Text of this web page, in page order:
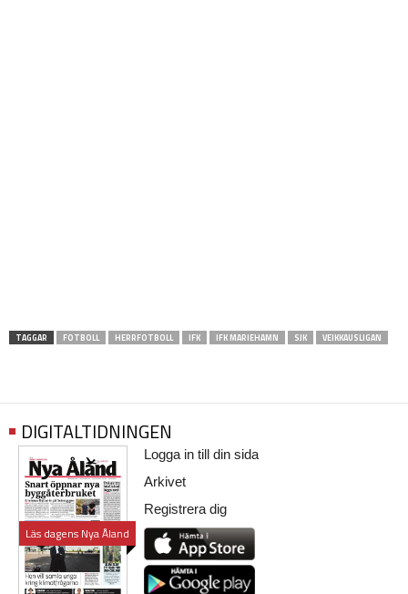
TAGGAR FOTBOLL HERRFOTBOLL IFK IFK MARIEHAMN SJK VEIKKAUSLIGAN
DIGITALTIDNINGEN
Läs dagens Nya Åland
Logga in till din sida
Arkivet
Registrera dig